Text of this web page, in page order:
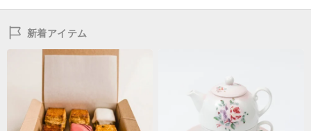
新着アイテム